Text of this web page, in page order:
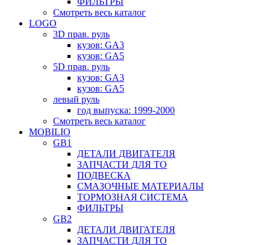
Смотреть весь каталог
LOGO
3D прав. руль
кузов: GA3
кузов: GA5
5D прав. руль
кузов: GA3
кузов: GA5
левый руль
год выпуска: 1999-2000
Смотреть весь каталог
MOBILIO
GB1
ДЕТАЛИ ДВИГАТЕЛЯ
ЗАПЧАСТИ ДЛЯ ТО
ПОДВЕСКА
СМАЗОЧНЫЕ МАТЕРИАЛЫ
ТОРМОЗНАЯ СИСТЕМА
ФИЛЬТРЫ
GB2
ДЕТАЛИ ДВИГАТЕЛЯ
ЗАПЧАСТИ ДЛЯ ТО